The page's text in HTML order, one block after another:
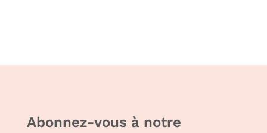
Abonnez-vous à notre